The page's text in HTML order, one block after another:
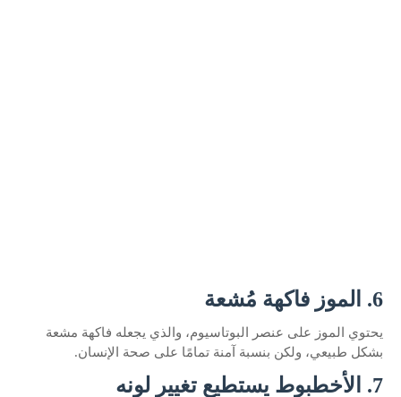
6. الموز فاكهة مُشعة
يحتوي الموز على عنصر البوتاسيوم، والذي يجعله فاكهة مشعة
بشكل طبيعي، ولكن بنسبة آمنة تمامًا على صحة الإنسان.
7. الأخطبوط يستطيع تغيير لونه